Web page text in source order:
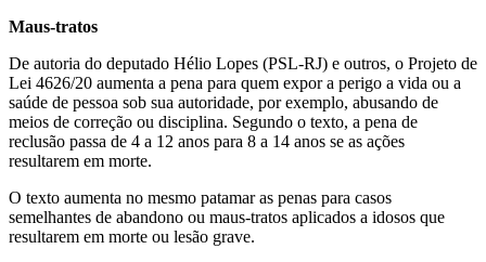
Maus-tratos
De autoria do deputado Hélio Lopes (PSL-RJ) e outros, o Projeto de
Lei 4626/20 aumenta a pena para quem expor a perigo a vida ou a
saúde de pessoa sob sua autoridade, por exemplo, abusando de
meios de correção ou disciplina. Segundo o texto, a pena de
reclusão passa de 4 a 12 anos para 8 a 14 anos se as ações
resultarem em morte.
O texto aumenta no mesmo patamar as penas para casos
semelhantes de abandono ou maus-tratos aplicados a idosos que
resultarem em morte ou lesão grave.